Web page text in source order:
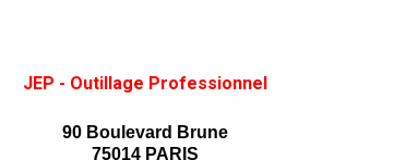
JEP - Outillage Professionnel
90 Boulevard Brune
75014 PARIS